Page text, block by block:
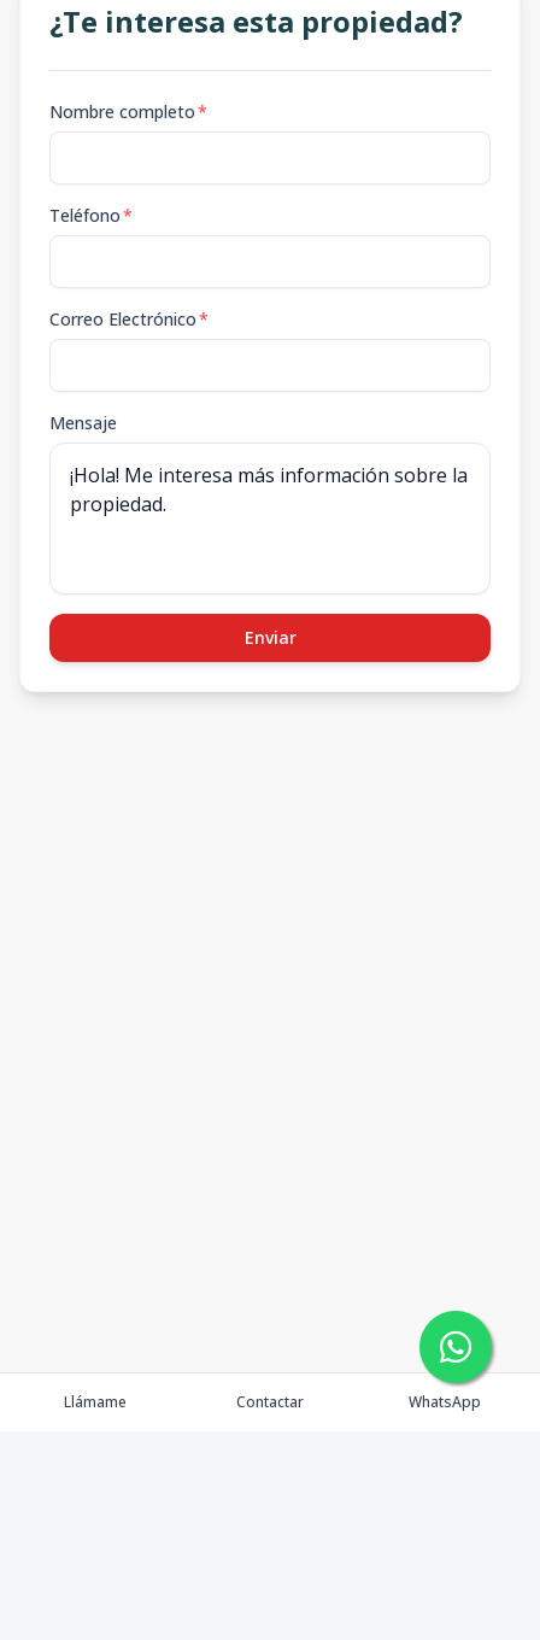
¿Te interesa esta propiedad?
Nombre completo*
Teléfono*
Correo Electrónico*
Mensaje
Enviar
Llámame Contactar WhatsApp